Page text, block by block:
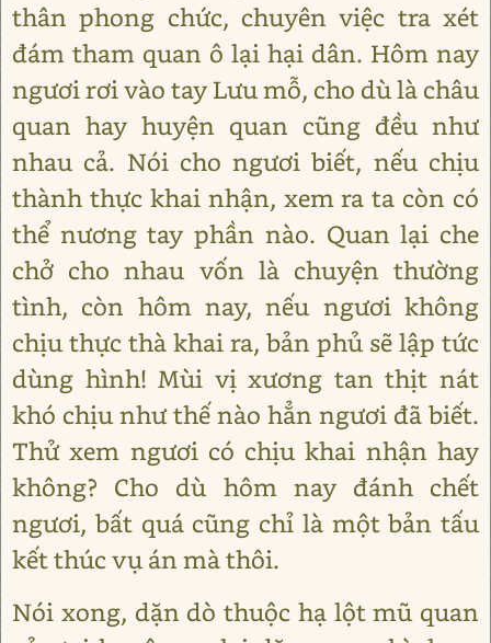
thân phong chức, chuyên việc tra xét
đám tham quan ô lại hại dân. Hôm nay
ngươi rơi vào tay Lưu mỗ, cho dù là châu
quan hay huyện quan cũng đều như
nhau cả. Nói cho ngươi biết, nếu chịu
thành thực khai nhận, xem ra ta còn có
thể nương tay phần nào. Quan lại che
chở cho nhau vốn là chuyện thường
tình, còn hôm nay, nếu ngươi không
chịu thực thà khai ra, bản phủ sẽ lập tức
dùng hình! Mùi vị xương tan thịt nát
khó chịu như thế nào hẳn ngươi đã biết.
Thử xem ngươi có chịu khai nhận hay
không? Cho dù hôm nay đánh chết
ngươi, bất quá cũng chỉ là một bản tấu
kết thúc vụ án mà thôi.
Nói xong, dặn dò thuộc hạ lột mũ quan